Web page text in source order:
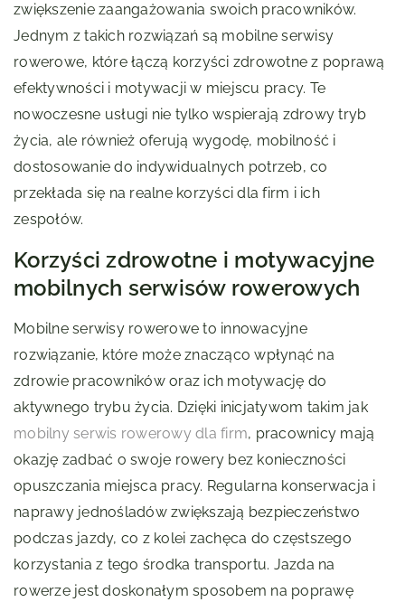
zwiększenie zaangażowania swoich pracowników.
Jednym z takich rozwiązań są mobilne serwisy
rowerowe, które łączą korzyści zdrowotne z poprawą
efektywności i motywacji w miejscu pracy. Te
nowoczesne usługi nie tylko wspierają zdrowy tryb
życia, ale również oferują wygodę, mobilność i
dostosowanie do indywidualnych potrzeb, co
przekłada się na realne korzyści dla firm i ich
zespołów.
Korzyści zdrowotne i motywacyjne
mobilnych serwisów rowerowych
Mobilne serwisy rowerowe to innowacyjne
rozwiązanie, które może znacząco wpłynąć na
zdrowie pracowników oraz ich motywację do
aktywnego trybu życia. Dzięki inicjatywom takim jak
mobilny serwis rowerowy dla firm, pracownicy mają
okazję zadbać o swoje rowery bez konieczności
opuszczania miejsca pracy. Regularna konserwacja i
naprawy jednośladów zwiększają bezpieczeństwo
podczas jazdy, co z kolei zachęca do częstszego
korzystania z tego środka transportu. Jazda na
rowerze jest doskonałym sposobem na poprawę